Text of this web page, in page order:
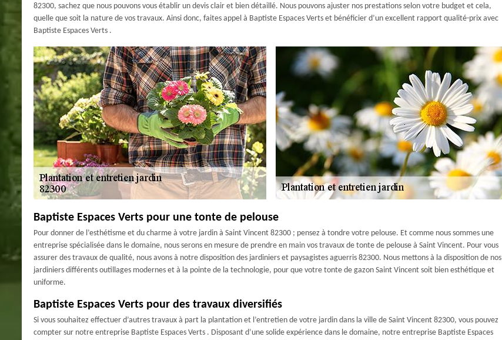
82300, sachez que nous pouvons vous établir un devis clair et bien détaillé. Nous pouvons ajuster nos prestations selon votre budget et cela,
quelle que soit la nature de vos travaux. Ainsi donc, faites appel à Baptiste Espaces Verts et bénéficier d’un excellent rapport qualité-prix avec
Baptiste Espaces Verts .
Baptiste Espaces Verts pour une tonte de pelouse
Pour donner de l’esthétisme et du charme à votre jardin à Saint Vincent 82300 ; pensez à tondre votre pelouse. Et comme nous sommes une
entreprise spécialisée dans le domaine, nous serons en mesure de prendre en main vos travaux de tonte de pelouse à Saint Vincent. Pour vous
assurer des travaux de qualité, nous avons à notre disposition des jardiniers et paysagistes aguerris 82300. Nous mettons à la disposition de nos
jardiniers différents outillages modernes et à la pointe de la technologie, pour que votre tonte de gazon Saint Vincent soit bien esthétique et
uniforme.
Baptiste Espaces Verts pour des travaux diversifiés
Si vous souhaitez effectuer d’autres travaux à part la plantation et l’entretien de votre jardin dans la ville de Saint Vincent 82300, vous pouvez
compter sur notre entreprise Baptiste Espaces Verts . Disposant d’une solide expérience dans le domaine, notre entreprise Baptiste Espaces